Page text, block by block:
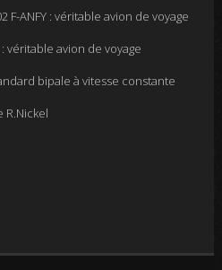
F-ANFY : véritable avion de voyage
: véritable avion de voyage
bipale à vitesse constante
R.Nickel